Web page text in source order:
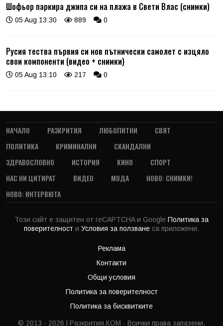
Шофьор паркира джипа си на плажа в Свети Влас (снимки)
05 Aug 13:30 889 0
Русия тества първия си нов пътнически самолет с изцяло
свои компоненти (видео + снимки)
05 Aug 13:10 217 0
НАЧАЛО РАЗКРИТИЯ ЛЮБОПИТНИ
СВЯТ
ПОЛИТИКА
КРИМИНАЛНИ
СКАНДАЛНИ
ЗДРАВОСЛОВНО
ИСТОРИЯ КИНО
СПОРТ
НАС НИ ЦИТИРАТ
ВИДЕО МОДА
НОВО: СНИМКИ!
НОВО: ИНТЕРВЮТА
Този сайт е защитен от reCAPTCHA и Google Политика за
поверителност и Условия за ползване са приложени.
Реклама
Контакти
Общи условия
Политика за поверителност
Политика за бисквитките
© 2013 - 2026 | Разкрития.КОМ - Всички права запазени.